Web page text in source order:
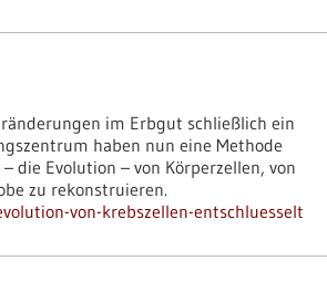
im Erbgut schließlich ein
haben nun eine Methode
die Evolution – von Körperzellen, von
zu rekonstruieren.
von-krebszellen-entschluesselt